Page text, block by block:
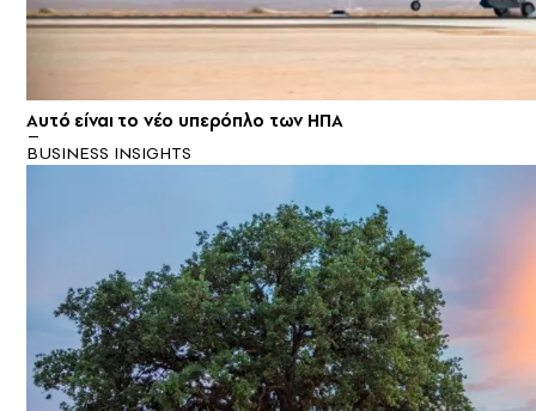
Αυτό είναι το νέο υπερόπλο των ΗΠΑ
BUSINESS INSIGHTS